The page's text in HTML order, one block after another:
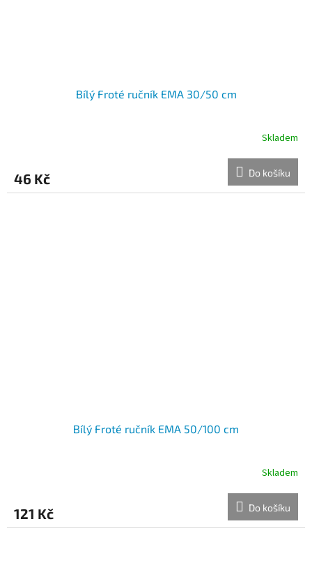
Bílý Froté ručník EMA 30/50 cm
Skladem
46 Kč Do košíku
Bílý Froté ručník EMA 50/100 cm
Skladem
121 Kč Do košíku